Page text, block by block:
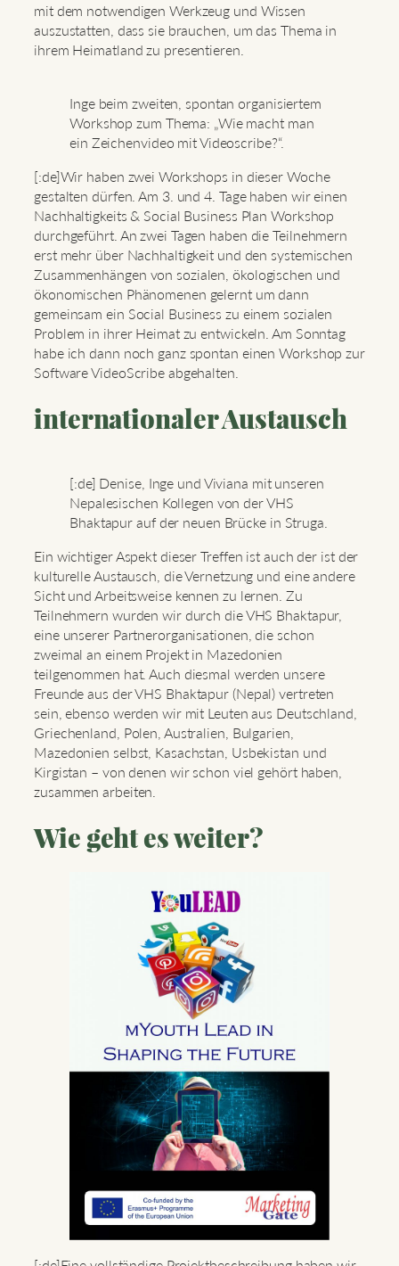
mit dem notwendigen Werkzeug und Wissen
auszustatten, dass sie brauchen, um das Thema in
ihrem Heimatland zu presentieren.
Inge beim zweiten, spontan organisiertem
Workshop zum Thema: „Wie macht man
ein Zeichenvideo mit Videoscribe?“.
[:de]Wir haben zwei Workshops in dieser Woche
gestalten dürfen. Am 3. und 4. Tage haben wir einen
Nachhaltigkeits & Social Business Plan Workshop
durchgeführt. An zwei Tagen haben die Teilnehmern
erst mehr über Nachhaltigkeit und den systemischen
Zusammenhängen von sozialen, ökologischen und
ökonomischen Phänomenen gelernt um dann
gemeinsam ein Social Business zu einem sozialen
Problem in ihrer Heimat zu entwickeln. Am Sonntag
habe ich dann noch ganz spontan einen Workshop zur
Software VideoScribe abgehalten.
internationaler Austausch
[:de] Denise, Inge und Viviana mit unseren
Nepalesischen Kollegen von der VHS
Bhaktapur auf der neuen Brücke in Struga.
Ein wichtiger Aspekt dieser Treffen ist auch der ist der
kulturelle Austausch, die Vernetzung und eine andere
Sicht und Arbeitsweise kennen zu lernen. Zu
Teilnehmern wurden wir durch die VHS Bhaktapur,
eine unserer Partnerorganisationen, die schon
zweimal an einem Projekt in Mazedonien
teilgenommen hat. Auch diesmal werden unsere
Freunde aus der VHS Bhaktapur (Nepal) vertreten
sein, ebenso werden wir mit Leuten aus Deutschland,
Griechenland, Polen, Australien, Bulgarien,
Mazedonien selbst, Kasachstan, Usbekistan und
Kirgistan – von denen wir schon viel gehört haben,
zusammen arbeiten.
Wie geht es weiter?